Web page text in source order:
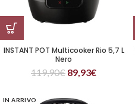
INSTANT POT Multicooker Rio 5,7 L
Nero
119,90€ 89,93€
IN ARRIVO